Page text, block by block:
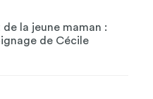
la jeune maman :
de Cécile